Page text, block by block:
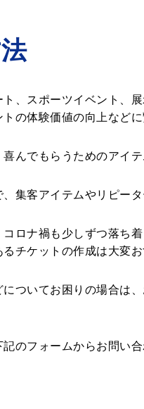
、スポーツイベント、
の体験価値の向上などに
んでもらうためのアイテ
集客アイテムやリピー
ロナ禍も少しずつ落ち
チケットの作成は大変お
ついてお困りの場合は
のフォームからお問い合